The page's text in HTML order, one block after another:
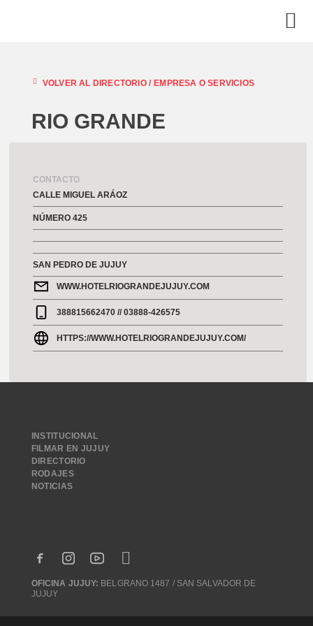
VOLVER AL DIRECTORIO / EMPRESA O SERVICIOS
RIO GRANDE
CONTACTO
CALLE MIGUEL ARÁOZ
NÚMERO 425
SAN PEDRO DE JUJUY
WWW.HOTELRIOGRANDEJUJUY.COM
388815662470 // 03888-426575
HTTPS://WWW.HOTELRIOGRANDEJUJUY.COM/
INSTITUCIONAL
FILMAR EN JUJUY
DIRECTORIO
RODAJES
NOTICIAS
OFICINA JUJUY: BELGRANO 1487 / SAN SALVADOR DE
JUJUY